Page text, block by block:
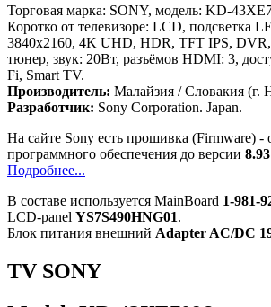
Торговая марка: SONY, модель: KD-
Коротко от телевизоре: LCD, подсветка
3840x2160, 4K UHD, HDR, TFT IPS, DVR,
тюнер, звук: 20Вт, разъёмов HDMI: 3,
Fi, Smart TV.
Производитель: Малайзия / Словакия (г.
Разработчик: Sony Corporation. Japan.
На сайте Sony есть прошивка (Firmware) -
программного обеспечения до версии
Подробнее...
В составе используется MainBoard 1-981-
LCD-panel YS7S490HNG01.
Блок питания внешний Adapter AC/DC
TV SONY